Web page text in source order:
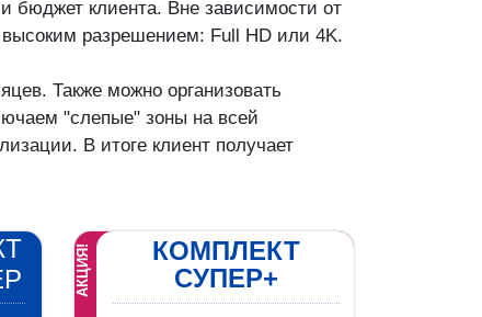
бюджет клиента. Вне зависимости от
разрешением: Full HD или 4K.
Также можно организовать
"слепые" зоны на всей
В итоге клиент получает
АКЦИЯ!
КОМПЛЕКТ
СУПЕР+